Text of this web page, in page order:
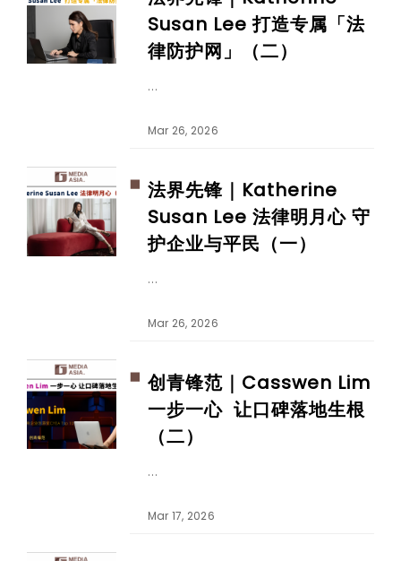
Susan Lee 打造专属「法
律防护网」（二）
Mar 26, 2026
法界先锋｜Katherine
Susan Lee 法律明月心 守
护企业与平民（一）
Mar 26, 2026
创青锋范｜Casswen Lim
一步一心 让口碑落地生根
（二）
Mar 17, 2026